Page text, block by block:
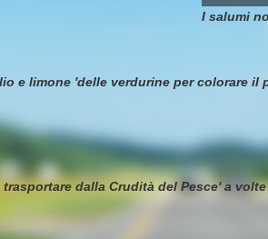
I salumi
e limone 'delle verdurine per colorare il
dalla Crudità del Pesce' a